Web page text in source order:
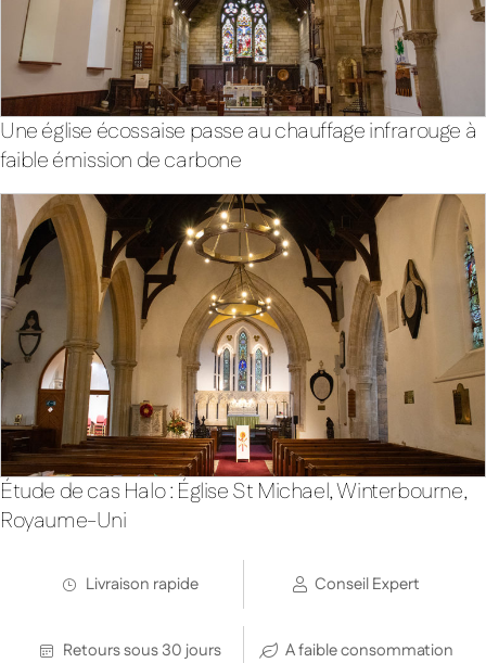
Une église écossaise passe au chauffage infrarouge à
faible émission de carbone
Étude de cas Halo : Église St Michael, Winterbourne,
Royaume-Uni
Livraison rapide Conseil Expert
Retours sous 30 jours A faible consommation